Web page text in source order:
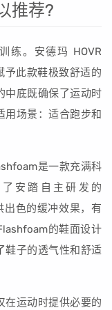
推荐?
练。安德玛 HOVR
予此款鞋极致舒适的
中底既确保了运动时
用场景：适合跑步和
是一款充满科
安踏自主研发的
色的缓冲效果，有
的鞋面设计
鞋子的透气性和舒适
在运动时提供必要的